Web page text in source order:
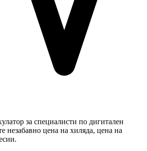
за специалисти по дигитален
незабавно цена на хиляда, цена на